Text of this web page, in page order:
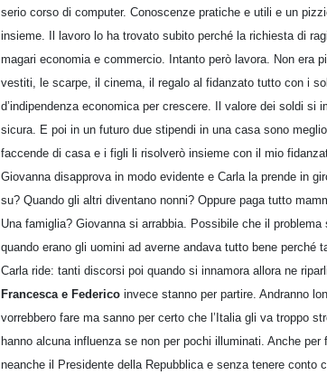
serio corso di computer. Conoscenze pratiche e utili e un
insieme. Il lavoro lo ha trovato subito perché la richiesta di
magari economia e commercio. Intanto però lavora. Non era
vestiti, le scarpe, il cinema, il regalo al fidanzato tutto con i
d’indipendenza economica per crescere. Il valore dei soldi
sicura. E poi in un futuro due stipendi in una casa sono
faccende di casa e i figli li risolverò insieme con il mio
Giovanna disapprova in modo evidente e Carla la prende in
su? Quando gli altri diventano nonni? Oppure paga tutto
Una famiglia? Giovanna si arrabbia. Possibile che il
quando erano gli uomini ad averne andava tutto bene perché
Carla ride: tanti discorsi poi quando si innamora allora ne
Francesca e Federico invece stanno per partire. Andranno
vorrebbero fare ma sanno per certo che l’Italia gli va troppo
hanno alcuna influenza se non per pochi illuminati. Anche
neanche il Presidente della Repubblica e senza tenere